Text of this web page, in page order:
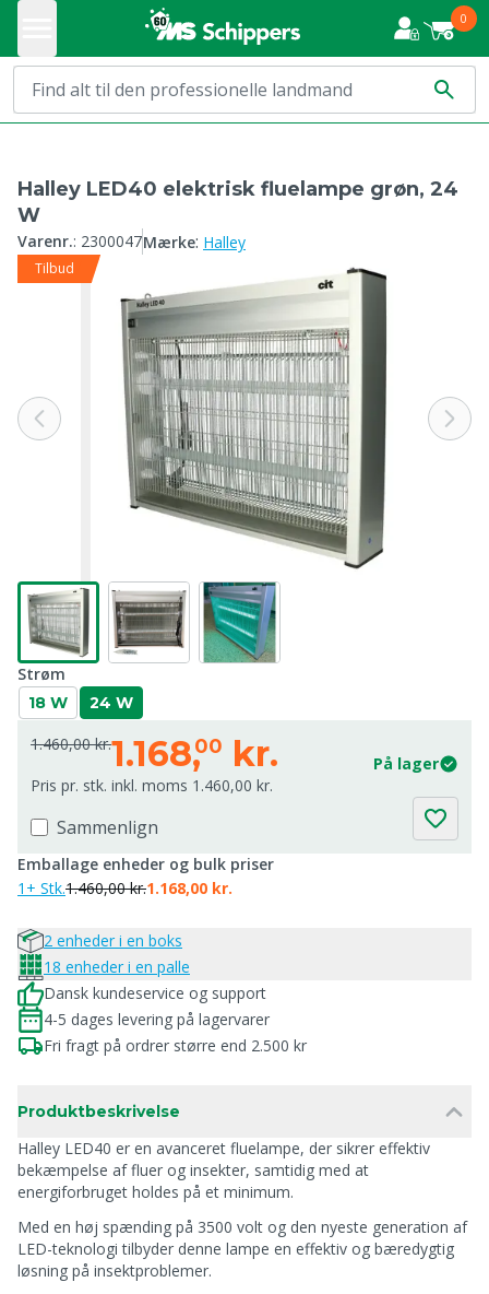
0
Halley LED40 elektrisk fluelampe grøn, 24
W
Varenr.: 2300047Mærke: Halley
Tilbud
Strøm
18 W 24 W
1.460,00 kr.1.168,00 kr.
På lager
Pris pr. stk. inkl. moms 1.460,00 kr.
Sammenlign
Emballage enheder og bulk priser
1+ Stk.1.460,00 kr.1.168,00 kr.
2 enheder i en boks
18 enheder i en palle
Dansk kundeservice og support
4-5 dages levering på lagervarer
Fri fragt på ordrer større end 2.500 kr
Produktbeskrivelse
Halley LED40 er en avanceret fluelampe, der sikrer effektiv
bekæmpelse af fluer og insekter, samtidig med at
energiforbruget holdes på et minimum.
Med en høj spænding på 3500 volt og den nyeste generation af
LED-teknologi tilbyder denne lampe en effektiv og bæredygtig
løsning på insektproblemer.